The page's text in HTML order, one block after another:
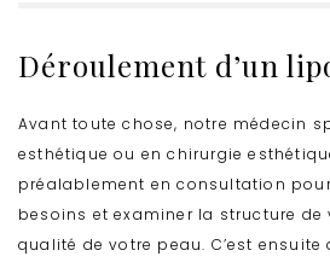
Déroulement d’un
Avant toute chose, notre médecin
esthétique ou en chirurgie
préalablement en consultation
besoins et examiner la structure de
qualité de votre peau. C’est ensuite